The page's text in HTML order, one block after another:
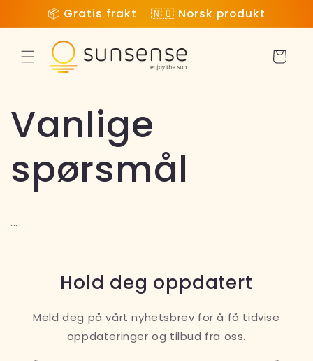
videre til
innholdet
📦 Gratis frakt 🇳🇴 Norsk produkt
Vanlige
spørsmål
...
Hold deg oppdatert
Meld deg på vårt nyhetsbrev for å få tidvise
oppdateringer og tilbud fra oss.